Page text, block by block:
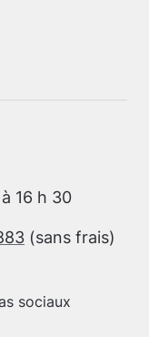
16 h 30
(sans frais)
sociaux